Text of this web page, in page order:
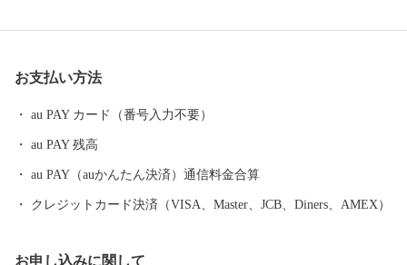
しております。 ふるさと諫早と、そこで遊ぶ子どもたちの笑顔を
思い浮かべていただければ幸いです。 ふるさと納税の返礼品、配
問い合わせは下記へ お問合せ先：諫早市ふるさと納税サポート室
TEL:050-8890-9461（受付時間：平日10：00～17：00） FAX:0957-
お支払い方法
au PAY カード（番号入力不要）
au PAY 残高
au PAY（auかんたん決済）通信料金合算
クレジットカード決済（VISA、Master、JCB、Diners、AMEX）
お申し込みに関して